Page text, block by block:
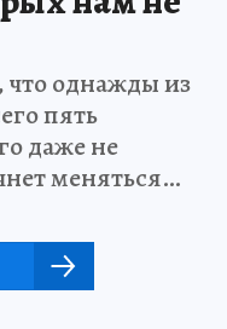
что однажды из
пять
даже не
меняться…